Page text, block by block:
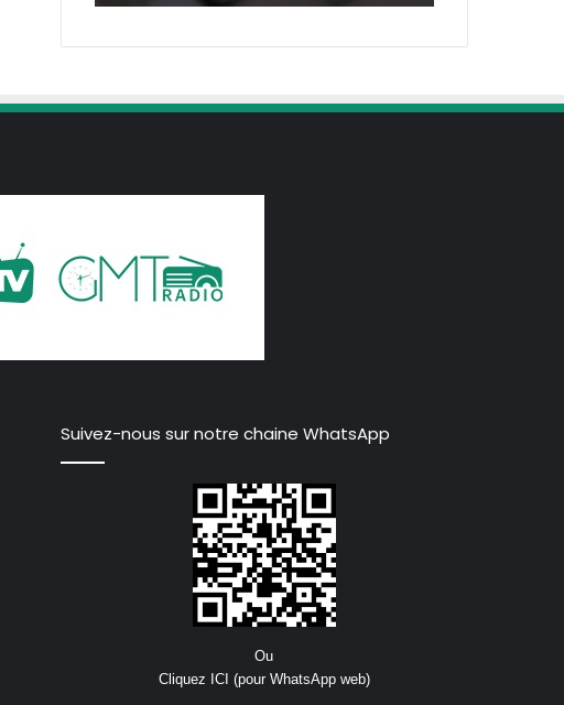
Suivez-nous sur notre chaine WhatsApp
Ou
Cliquez ICI (pour WhatsApp web)